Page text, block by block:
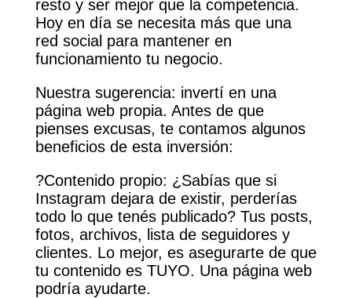
resto y ser mejor que la competencia.
Hoy en día se necesita más que una
red social para mantener en
funcionamiento tu negocio.
Nuestra sugerencia: invertí en una
página web propia. Antes de que
pienses excusas, te contamos algunos
beneficios de esta inversión:
?Contenido propio: ¿Sabías que si
Instagram dejara de existir, perderías
todo lo que tenés publicado? Tus posts,
fotos, archivos, lista de seguidores y
clientes. Lo mejor, es asegurarte de que
tu contenido es TUYO. Una página web
podría ayudarte.